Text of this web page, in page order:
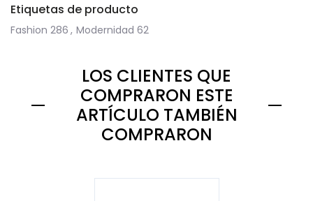
Etiquetas de producto
Fashion 286 , Modernidad 62
LOS CLIENTES QUE
COMPRARON ESTE
ARTÍCULO TAMBIÉN
COMPRARON